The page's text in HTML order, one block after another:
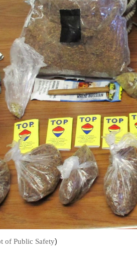
of Public Safety)